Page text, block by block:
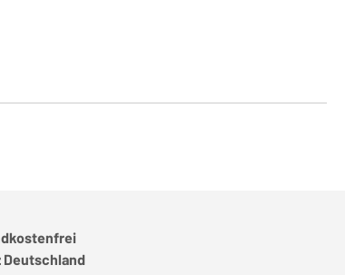
Deutschland